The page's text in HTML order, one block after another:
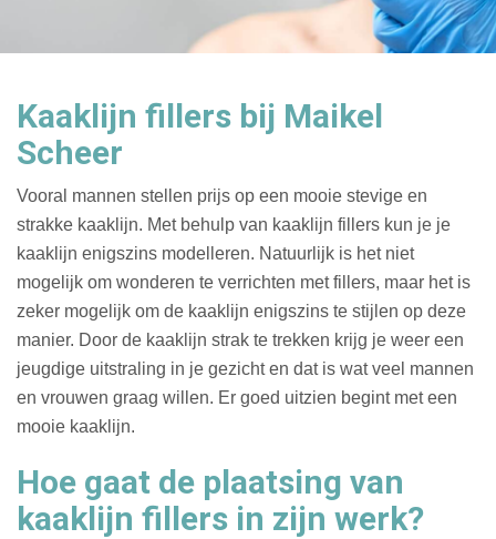
Kaaklijn fillers bij Maikel
Scheer
Vooral mannen stellen prijs op een mooie stevige en
strakke kaaklijn. Met behulp van kaaklijn fillers kun je je
kaaklijn enigszins modelleren. Natuurlijk is het niet
mogelijk om wonderen te verrichten met fillers, maar het is
zeker mogelijk om de kaaklijn enigszins te stijlen op deze
manier. Door de kaaklijn strak te trekken krijg je weer een
jeugdige uitstraling in je gezicht en dat is wat veel mannen
en vrouwen graag willen. Er goed uitzien begint met een
mooie kaaklijn.
Hoe gaat de plaatsing van
kaaklijn fillers in zijn werk?